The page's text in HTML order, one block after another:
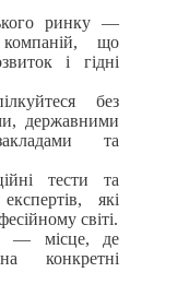
ринку —
що
і гідні
без
державними
та
тести та
які
світі.
— місце, де
конкретні